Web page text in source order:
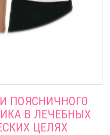
ПОЯСНИЧНОГО
В ЛЕЧЕБНЫХ
ЦЕЛЯХ